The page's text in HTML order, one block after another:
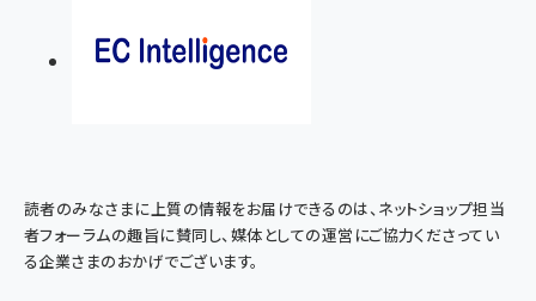
読者のみなさまに上質の情報をお届けできるのは、ネットショップ担当
者フォーラムの趣旨に賛同し、媒体としての運営にご協力くださってい
る企業さまのおかげでございます。